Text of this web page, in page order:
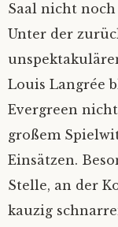
Saal nicht
Unter der
Louis Langrée
Evergreen
großem
Einsätzen.
Stelle, an der
kauzig